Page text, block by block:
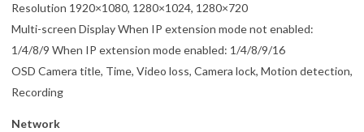
Resolution 1920×1080, 1280×1024, 1280×720
Multi-screen Display When IP extension mode not enabled:
1/4/8/9 When IP extension mode enabled: 1/4/8/9/16
OSD Camera title, Time, Video loss, Camera lock, Motion detection,
Recording
Network